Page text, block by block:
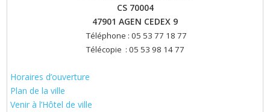
CS 70004
47901 AGEN CEDEX 9
Téléphone : 05 53 77 18 77
Télécopie : 05 53 98 14 77
Horaires d’ouverture
Plan de la ville
Venir à l’Hôtel de ville